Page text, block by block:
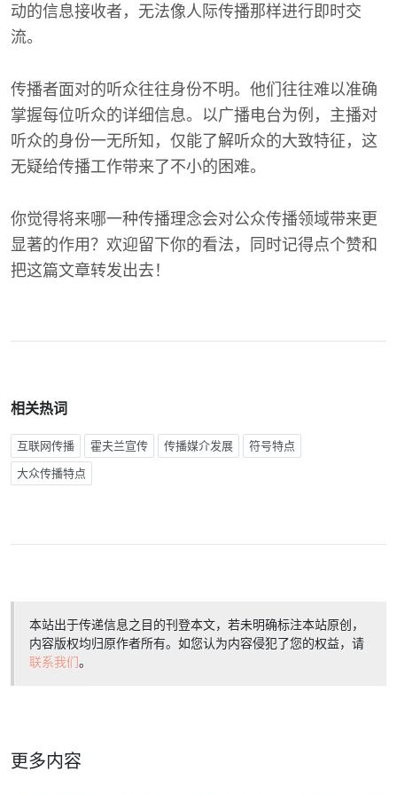
动的信息接收者，无法像人际传播那样进行即时交
流。
传播者面对的听众往往身份不明。他们往往难以准确
掌握每位听众的详细信息。以广播电台为例，主播对
听众的身份一无所知，仅能了解听众的大致特征，这
无疑给传播工作带来了不小的困难。
你觉得将来哪一种传播理念会对公众传播领域带来更
显著的作用？欢迎留下你的看法，同时记得点个赞和
把这篇文章转发出去！
相关热词
互联网传播 霍夫兰宣传 传播媒介发展 符号特点
大众传播特点
本站出于传递信息之目的刊登本文，若未明确标注本站原创，
内容版权均归原作者所有。如您认为内容侵犯了您的权益，请
联系我们。
更多内容